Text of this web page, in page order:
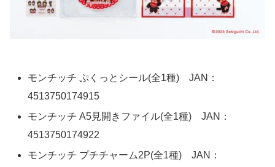
モンチッチ ぷくっとシール(全1種) JAN：
4513750174915
モンチッチ A5見開きファイル(全1種) JAN：
4513750174922
モンチッチ プチチャーム2P(全1種) JAN：